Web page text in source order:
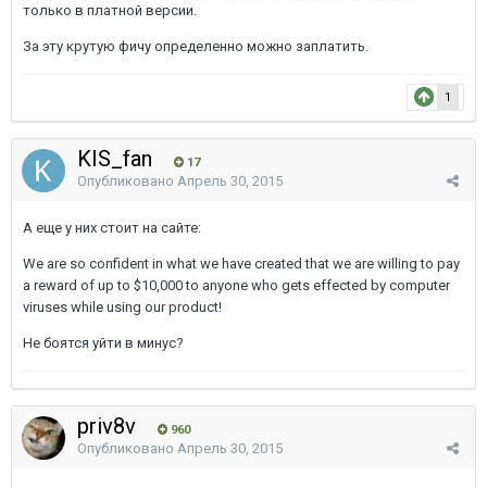
только в платной версии.
За эту крутую фичу определенно можно заплатить.
1
KIS_fan 17
Опубликовано Апрель 30, 2015
А еще у них стоит на сайте:
We are so confident in what we have created that we are willing to pay
a reward of up to $10,000 to anyone who gets effected by computer
viruses while using our product!
Не боятся уйти в минус?
priv8v 960
Опубликовано Апрель 30, 2015